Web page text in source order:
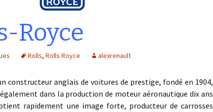
Royce
Rolls, Rolls Royce alexrenault
anglais de voitures de prestige, fondé en 1904,
dans la production de moteur aéronautique dix ans
rapidement une image forte, producteur de carrosses